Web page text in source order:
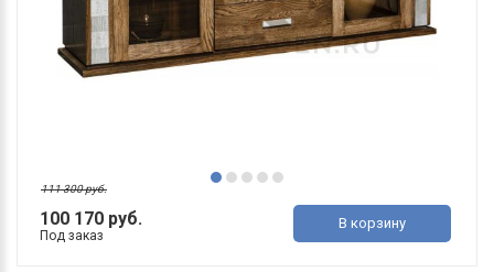
100 170 руб.
111 300 руб.
Под заказ
В корзину